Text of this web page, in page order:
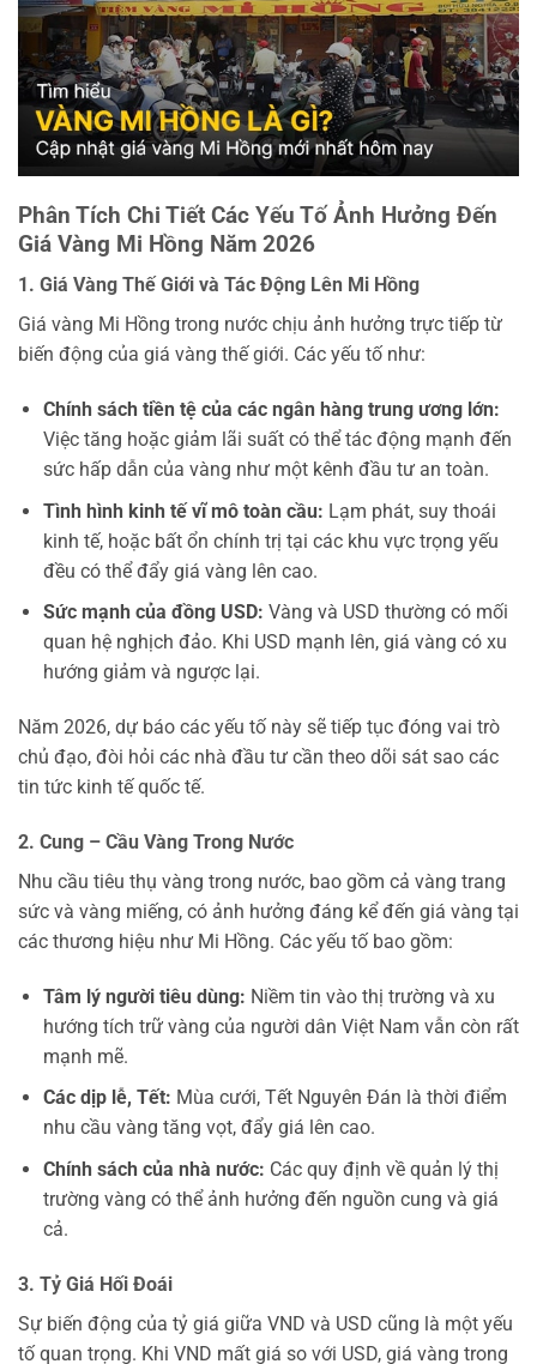
Phân Tích Chi Tiết Các Yếu Tố Ảnh Hưởng Đến
Giá Vàng Mi Hồng Năm 2026
1. Giá Vàng Thế Giới và Tác Động Lên Mi Hồng
Giá vàng Mi Hồng trong nước chịu ảnh hưởng trực tiếp từ
biến động của giá vàng thế giới. Các yếu tố như:
Chính sách tiền tệ của các ngân hàng trung ương lớn:
Việc tăng hoặc giảm lãi suất có thể tác động mạnh đến
sức hấp dẫn của vàng như một kênh đầu tư an toàn.
Tình hình kinh tế vĩ mô toàn cầu: Lạm phát, suy thoái
kinh tế, hoặc bất ổn chính trị tại các khu vực trọng yếu
đều có thể đẩy giá vàng lên cao.
Sức mạnh của đồng USD: Vàng và USD thường có mối
quan hệ nghịch đảo. Khi USD mạnh lên, giá vàng có xu
hướng giảm và ngược lại.
Năm 2026, dự báo các yếu tố này sẽ tiếp tục đóng vai trò
chủ đạo, đòi hỏi các nhà đầu tư cần theo dõi sát sao các
tin tức kinh tế quốc tế.
2. Cung – Cầu Vàng Trong Nước
Nhu cầu tiêu thụ vàng trong nước, bao gồm cả vàng trang
sức và vàng miếng, có ảnh hưởng đáng kể đến giá vàng tại
các thương hiệu như Mi Hồng. Các yếu tố bao gồm:
Tâm lý người tiêu dùng: Niềm tin vào thị trường và xu
hướng tích trữ vàng của người dân Việt Nam vẫn còn rất
mạnh mẽ.
Các dịp lễ, Tết: Mùa cưới, Tết Nguyên Đán là thời điểm
nhu cầu vàng tăng vọt, đẩy giá lên cao.
Chính sách của nhà nước: Các quy định về quản lý thị
trường vàng có thể ảnh hưởng đến nguồn cung và giá
cả.
3. Tỷ Giá Hối Đoái
Sự biến động của tỷ giá giữa VND và USD cũng là một yếu
tố quan trọng. Khi VND mất giá so với USD, giá vàng trong